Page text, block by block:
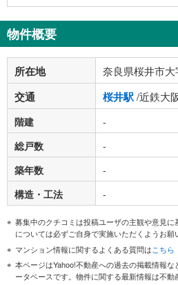
物件概要
所在地 奈良県桜井市
交通 桜井駅/近鉄大
階建
-
総戸数
-
築年数
-
構造・工法
-
募集中のクチコミは投稿ユーザの主観や意見
については必ずご自身で実施いただくようお願
マンション情報に関するよくある質問はこちら
本ページはYahoo!不動産への過去の掲載情報
ータベースです。物件に関する最新情報は不動